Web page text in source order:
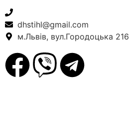
dhstihl@gmail.com
м.Львів, вул.Городоцька 216